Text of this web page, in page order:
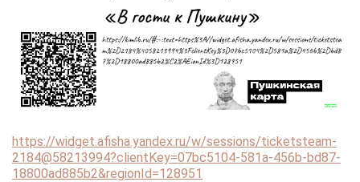
https://widget.afisha.yandex.ru/w/sessions/ticketsteam-
2184@58213994?clientKey=07bc5104-581a-456b-bd87-
18800ad885b2&regionId=128951